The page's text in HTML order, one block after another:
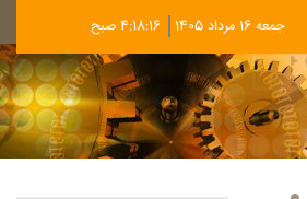
جمعه 16 مرداد 1405 4:18:17 صبح